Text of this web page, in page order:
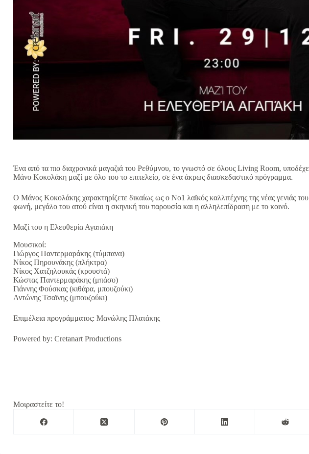
Ένα από τα πιο διαχρονικά μαγαζιά του Ρεθύμνου, το γνωστό σε όλους Living Room,
Μάνο Κοκολάκη μαζί με όλο του το επιτελείο, σε ένα άκρως διασκεδαστικό πρόγραμμα.
Ο Μάνος Κοκολάκης χαρακτηρίζετε δικαίως ως ο Νο1 λαϊκός καλλιτέχνης της νέας γενιάς
φωνή, μεγάλο του ατού είναι η σκηνική του παρουσία και η αλληλεπίδραση με το κοινό.
Μαζί του η Ελευθερία Αγαπάκη
Μουσικοί:
Γιώργος Παντερμαράκης (τύμπανα)
Νίκος Πηρουνάκης (πλήκτρα)
Νίκος Χατζηλουκάς (κρουστά)
Κώστας Παντερμαράκης (μπάσο)
Γιάννης Φούσκας (κιθάρα, μπουζούκι)
Αντώνης Τσαϊνης (μπουζούκι)
Επιμέλεια προγράμματος: Μανώλης Πλατάκης
Powered by: Cretanart Productions
Μοιραστείτε το!